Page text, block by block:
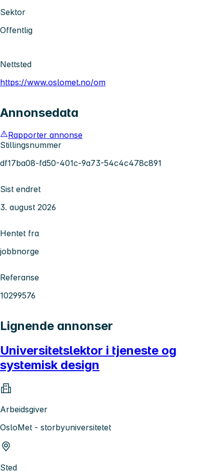
Sektor
Offentlig
Nettsted
https://www.oslomet.no/om
Annonsedata
Rapporter annonse
Stillingsnummer
df17ba08-fd50-401c-9a73-54c4c478c891
Sist endret
3. august 2026
Hentet fra
jobbnorge
Referanse
10299576
Lignende annonser
Universitetslektor i tjeneste og
systemisk design
Arbeidsgiver
OsloMet - storbyuniversitetet
Sted